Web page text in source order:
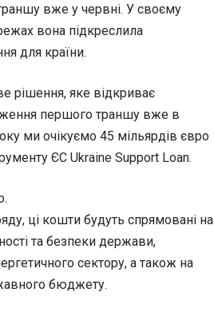
вже у червні. У своєму
вона підкреслила
для країни.
рішення, яке відкриває
першого траншу вже в
ми очікуємо 45 мільярдів євро
ЄС Ukraine Support Loan.
ці кошти будуть спрямовані на
та безпеки держави,
сектору, а також на
бюджету.